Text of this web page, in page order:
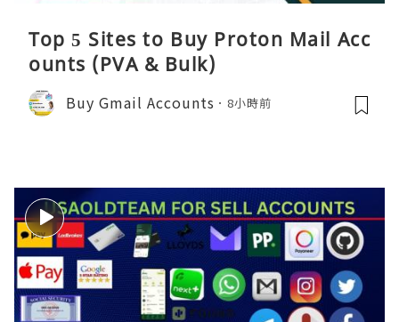
Top 5 Sites to Buy Proton Mail Acc
ounts (PVA & Bulk)
Buy Gmail Accounts 8小時前